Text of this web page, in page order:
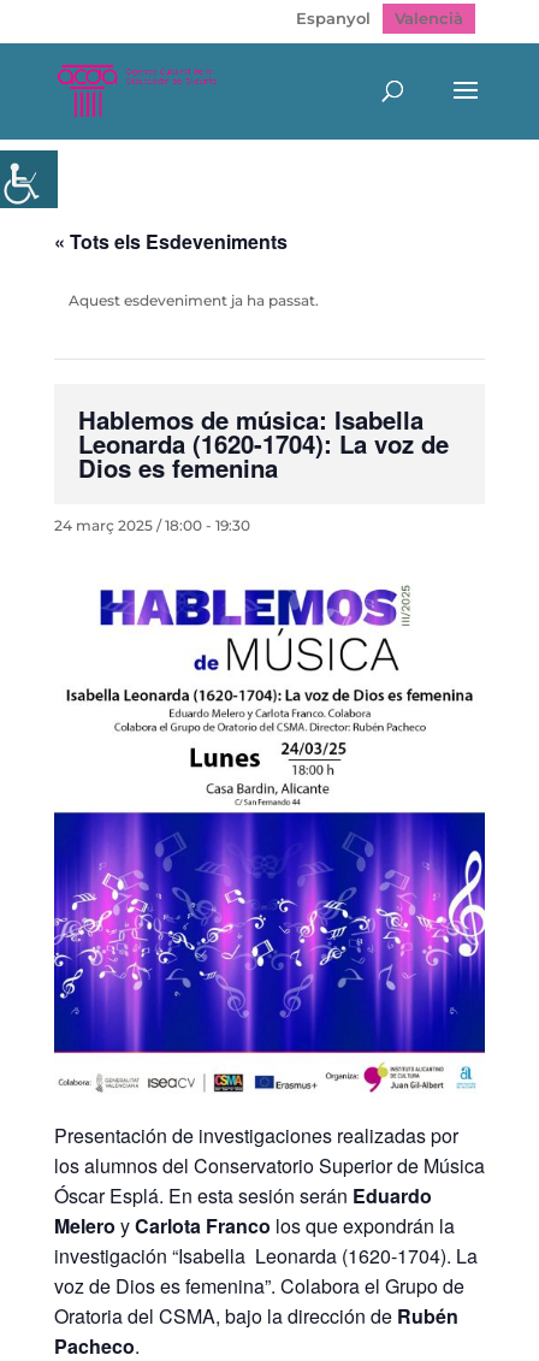
Espanyol Valencià
« Tots els Esdeveniments
Aquest esdeveniment ja ha passat.
Hablemos de música: Isabella
Leonarda (1620-1704): La voz de
Dios es femenina
24 març 2025 / 18:00- 19:30
Presentación de investigaciones realizadas por
los alumnos del Conservatorio Superior de Música
Óscar Esplá. En esta sesión serán Eduardo
Melero yCarlota Franco los que expondrán la
investigación “Isabella Leonarda (1620-1704). La
voz de Dios es femenina”. Colabora el Grupo de
Oratoria del CSMA, bajo la dirección de Rubén
Pacheco.